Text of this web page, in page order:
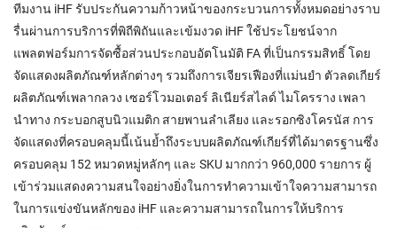
ทีมงาน iHF รับประกันความก้าวหน้าของกระบวนการทั้งหมดอย่างราบ
รื่นผ่านการบริการที่พิถีพิถันและเข้มงวด iHF ใช้ประโยชน์จาก
แพลตฟอร์มการจัดซื้อส่วนประกอบอัตโนมัติ FA ที่เป็นกรรมสิทธิ์ โดย
จัดแสดงผลิตภัณฑ์หลักต่างๆ รวมถึงการเจียรเฟืองที่แม่นยำ ตัวลดเกียร์
ผลิตภัณฑ์เพลากลวง เซอร์โวมอเตอร์ ลิเนียร์สไลด์ ไมโครราง เพลา
นำทาง กระบอกสูบนิวแมติก สายพานลำเลียง และรอกซิงโครนัส การ
จัดแสดงที่ครอบคลุมนี้เน้นย้ำถึงระบบผลิตภัณฑ์เกียร์ที่ได้มาตรฐานซึ่ง
ครอบคลุม 152 หมวดหมู่หลักๆ และ SKU มากกว่า 960,000 รายการ ผู้
เข้าร่วมแสดงความสนใจอย่างยิ่งในการทำความเข้าใจความสามารถ
ในการแข่งขันหลักของ iHF และความสามารถในการให้บริการ